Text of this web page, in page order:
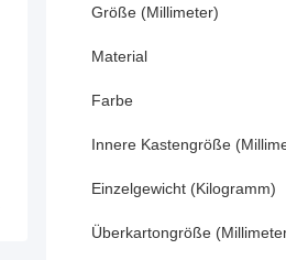
Größe (Millimeter)
Material
Farbe
Innere Kastengröße
Einzelgewicht (Kilogramm)
Überkartongröße